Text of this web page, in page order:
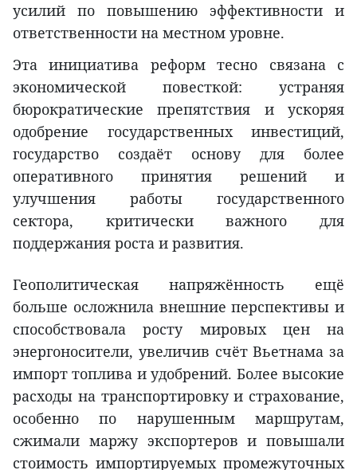
усилий по повышению эффективности и
ответственности на местном уровне.
Эта инициатива реформ тесно связана с
экономической повесткой: устраняя
бюрократические препятствия и ускоряя
одобрение государственных инвестиций,
государство создаёт основу для более
оперативного принятия решений и
улучшения работы государственного
сектора, критически важного для
поддержания роста и развития.
Геополитическая напряжённость ещё
больше осложнила внешние перспективы и
способствовала росту мировых цен на
энергоносители, увеличив счёт Вьетнама за
импорт топлива и удобрений. Более высокие
расходы на транспортировку и страхование,
особенно по нарушенным маршрутам,
сжимали маржу экспортеров и повышали
стоимость импортируемых промежуточных